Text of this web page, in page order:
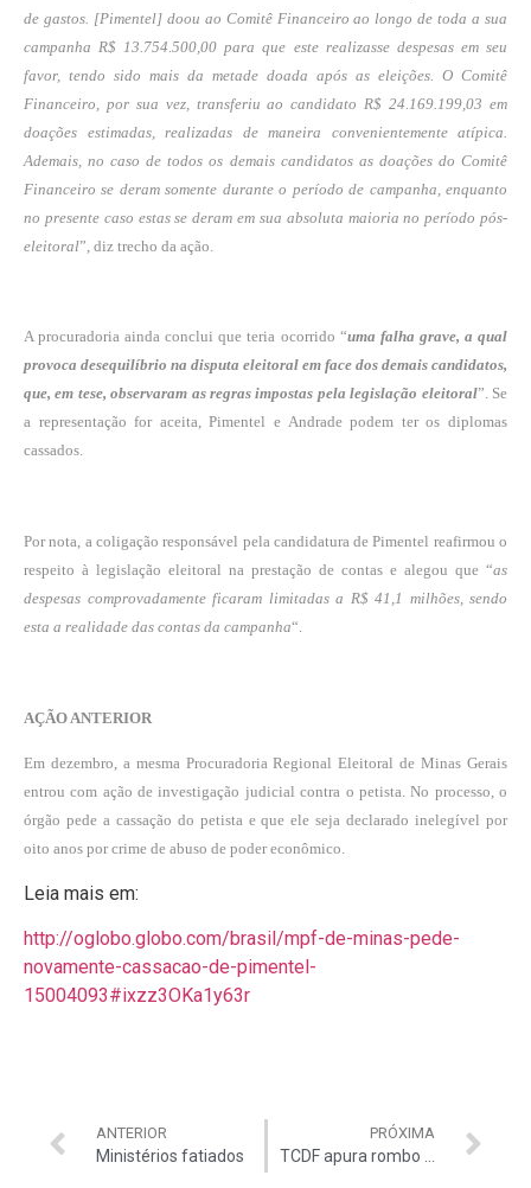
de gastos. [Pimentel] doou ao Comitê Financeiro ao longo de toda a sua
campanha R$ 13.754.500,00 para que este realizasse despesas em seu
favor, tendo sido mais da metade doada após as eleições. O Comitê
Financeiro, por sua vez, transferiu ao candidato R$ 24.169.199,03 em
doações estimadas, realizadas de maneira convenientemente atípica.
Ademais, no caso de todos os demais candidatos as doações do Comitê
Financeiro se deram somente durante o período de campanha, enquanto
no presente caso estas se deram em sua absoluta maioria no período pós-
eleitoral”, diz trecho da ação.
A procuradoria ainda conclui que teria ocorrido “uma falha grave, a qual
provoca desequilíbrio na disputa eleitoral em face dos demais candidatos,
que, em tese, observaram as regras impostas pela legislação eleitoral”. Se
a representação for aceita, Pimentel e Andrade podem ter os diplomas
cassados.
Por nota, a coligação responsável pela candidatura de Pimentel reafirmou o
respeito à legislação eleitoral na prestação de contas e alegou que “as
despesas comprovadamente ficaram limitadas a R$ 41,1 milhões, sendo
esta a realidade das contas da campanha“.
AÇÃO ANTERIOR
Em dezembro, a mesma Procuradoria Regional Eleitoral de Minas Gerais
entrou com ação de investigação judicial contra o petista. No processo, o
órgão pede a cassação do petista e que ele seja declarado inelegível por
oito anos por crime de abuso de poder econômico.
Leia mais em:
http://oglobo.globo.com/brasil/mpf-de-minas-pede-
novamente-cassacao-de-pimentel-
15004093#ixzz3OKa1y63r
ANTERIOR
Ministérios fatiados
PRÓXIMA